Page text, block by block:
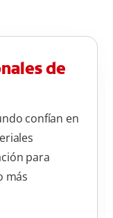
de
confían en
para
más